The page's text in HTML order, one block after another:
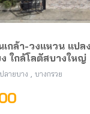
กล้า-วงแหวน แปล
ใกล้โลตัสบางใหญ่
ปลายบาง , บางกรวย